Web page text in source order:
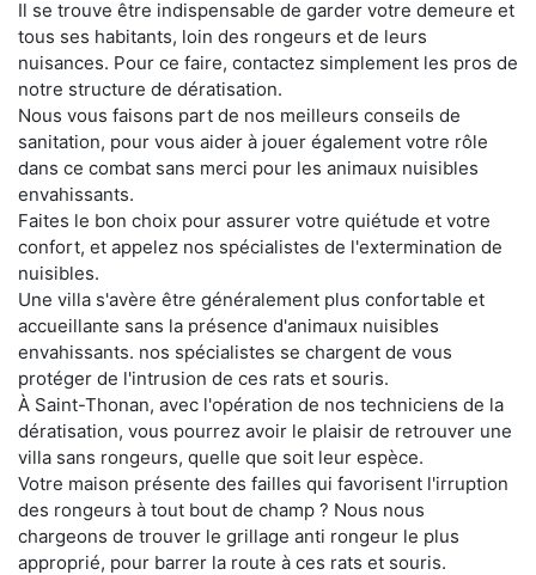
Il se trouve être indispensable de garder votre demeure et
tous ses habitants, loin des rongeurs et de leurs
nuisances. Pour ce faire, contactez simplement les pros de
notre structure de dératisation.
Nous vous faisons part de nos meilleurs conseils de
sanitation, pour vous aider à jouer également votre rôle
dans ce combat sans merci pour les animaux nuisibles
envahissants.
Faites le bon choix pour assurer votre quiétude et votre
confort, et appelez nos spécialistes de l'extermination de
nuisibles.
Une villa s'avère être généralement plus confortable et
accueillante sans la présence d'animaux nuisibles
envahissants. nos spécialistes se chargent de vous
protéger de l'intrusion de ces rats et souris.
À Saint-Thonan, avec l'opération de nos techniciens de la
dératisation, vous pourrez avoir le plaisir de retrouver une
villa sans rongeurs, quelle que soit leur espèce.
Votre maison présente des failles qui favorisent l'irruption
des rongeurs à tout bout de champ ? Nous nous
chargeons de trouver le grillage anti rongeur le plus
approprié, pour barrer la route à ces rats et souris.